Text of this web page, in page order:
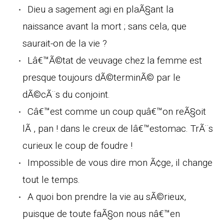
Dieu a sagement agi en plaÃ§ant la
naissance avant la mort ; sans cela, que
saurait-on de la vie ?
Lâ€™Ã©tat de veuvage chez la femme est
presque toujours dÃ©terminÃ© par le
dÃ©cÃ¨s du conjoint.
Câ€™est comme un coup quâ€™on reÃ§oit
lÃ , pan ! dans le creux de lâ€™estomac. TrÃ¨s
curieux le coup de foudre !
Impossible de vous dire mon Ã¢ge, il change
tout le temps.
A quoi bon prendre la vie au sÃ©rieux,
puisque de toute faÃ§on nous nâ€™en